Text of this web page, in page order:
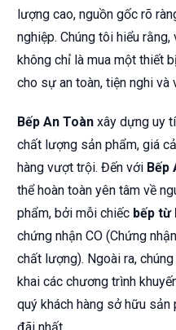
lượng cao, nguồn gốc rõ
nghiệp. Chúng tôi hiểu
không chỉ là mua một thiết
cho sự an toàn, tiện nghi và
Bếp An Toàn xây dựng uy
chất lượng sản phẩm, giá
hàng vượt trội. Đến với Bếp
thể hoàn toàn yên tâm về
phẩm, bởi mỗi chiếc bếp từ
chứng nhận CO (Chứng
chất lượng). Ngoài ra,
khai các chương trình
quý khách hàng sở hữu